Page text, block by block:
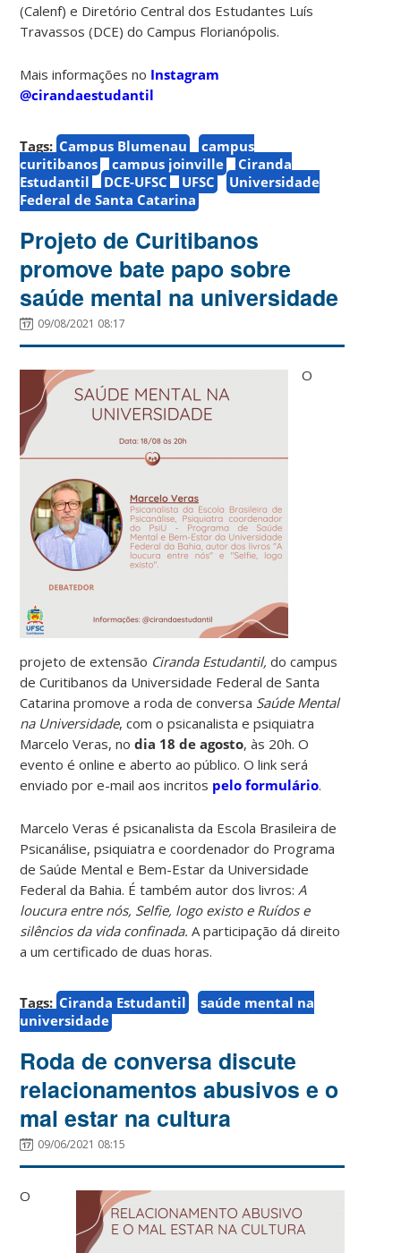
(Calenf) e Diretório Central dos Estudantes Luís
Travassos (DCE) doCampus Florianópolis.
Mais informações no Instagram
@cirandaestudantil
Tags: Campus Blumenau
campus
curitibanos
campus joinville
Ciranda
Estudantil
DCE-UFSC UFSC
Universidade
Federal de Santa Catarina
Projeto de Curitibanos
promove bate papo sobre
saúde mental na universidade
09/08/2021 08:17
O
projeto de extensão Ciranda Estudantil,do campus
de Curitibanos da Universidade Federal de Santa
Catarina promove a roda de conversa Saúde Mental
na Universidade, com o psicanalista e psiquiatra
Marcelo Veras, nodia 18 de agosto, às 20h. O
evento é online e aberto ao público. O link será
enviado por e-mail aos incritos pelo formulário.
Marcelo Veras é psicanalista da Escola Brasileira de
Psicanálise, psiquiatra e coordenador do Programa
de Saúde Mental e Bem-Estar da Universidade
Federal da Bahia. É também autor dos livros: A
loucura entre nós, Selfie, logo existo e Ruídos e
silêncios da vida confinada.A participação dá direito
a um certificado de duas horas.
Tags: Ciranda Estudantil
saúde mental na
universidade
Roda de conversa discute
relacionamentos abusivos e o
mal estar na cultura
09/06/2021 08:15
O